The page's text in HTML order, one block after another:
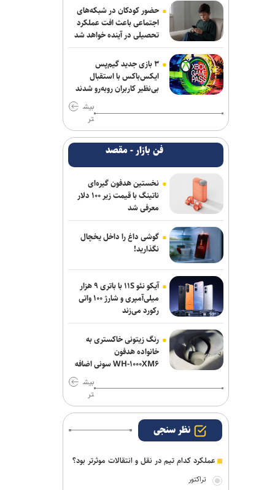
عالمی دستیار الهامی در پیکان شد
تناقض در بودجه باشگاه سپاهان؛ رشد ۲۵
درصدی یا کاهش چشم‌گیر بودجه فوتبال؟
باختر: انتقال قرضی بازیکن بدون ثبت
قرارداد تخلف است/ استقلال با مجازاتی
هزاریان: امیدواریم تا قبل از شروع لیگ
پنجره استقلال خوزستان باز شود
برتری استقلال مقابل همنام اهوازی در
دیدار تدارکاتی
دنیامالی: امنیت آذربایجان، امنیت ایران
است/ تفاهم نامه ای میان وزاری ورزش دو
کشور به امضا خواهد رسید
مدیرعامل پرسپولیس سفیر افتخاری
چوگان شد
حضور کودکان در شبکه‌های
اجتماعی باعث افت عملکرد
تحصیلی در آینده خواهد شد
۳ بازی جدید گیم‌پس
ایکس‌باکس با استقبال
بی‌نظیر کاربران روبه‌رو شدند
بیش
تر
فن بازار - مقصد
نخستین هدفون گیره‌ای
ناتینگ با قیمت زیر ۱۰۰ دلار
معرفی شد
گوشی داغ را داخل یخچال
نگذارید!
آیکو نئو ۱۱S با باتری ۹ هزار
میلی‌آمپری و شارژ ۱۰۰ واتی
رکورد می‌زند
رنگ زیتونی خاکستری به
خانواده هدفون
WH-۱۰۰۰XM۶ سونی اضافه
بیش
تر
نظر سنجی
عملکرد کدام تیم در نقل و انتقالات موثرتر بود؟
تراکتور